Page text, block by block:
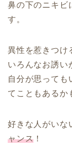
鼻の下のニキビ
す。
異性を惹きつけ
いろんなお誘い
自分が思っても
てこともあるか
好きな人がいな
ャンス ！